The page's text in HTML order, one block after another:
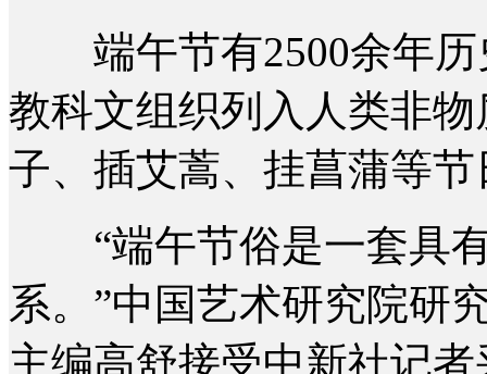
端午节有2500余年历
教科文组织列入人类非
子、插艾蒿、挂菖蒲等
“端午节俗是一套具有
系。”中国艺术研究院研
主编高舒接受中新社记